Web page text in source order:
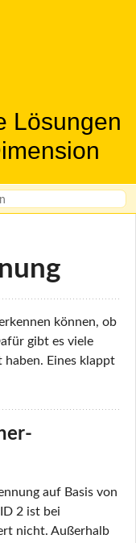
Lösungen
können, ob
gibt es viele
Eines klappt
auf Basis von
2 ist bei
nicht. Außerhalb